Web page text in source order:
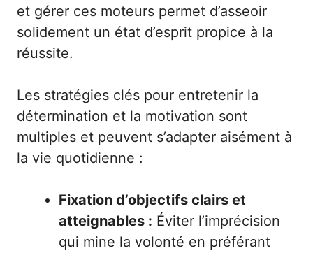
et gérer ces moteurs permet d’asseoir
solidement un état d’esprit propice à la
réussite.
Les stratégies clés pour entretenir la
détermination et la motivation sont
multiples et peuvent s’adapter aisément à
la vie quotidienne :
Fixation d’objectifs clairs et
atteignables : Éviter l’imprécision
qui mine la volonté en préférant